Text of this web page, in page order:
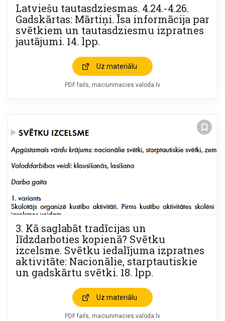
Latviešu tautasdziesmas. 4.24.-4.26.
Gadskārtas: Mārtiņi. Īsa informācija par
svētkiem un tautasdziesmu izpratnes
jautājumi. 14. lpp.
Uz materiālu
PDF fails maciunmacies.valoda.lv
3. Kā saglabāt tradīcijas un
līdzdarboties kopienā? Svētku
izcelsme. Svētku iedalījuma izpratnes
aktivitāte: Nacionālie, starptautiskie
un gadskārtu svētki. 18. lpp.
Uz materiālu
PDF fails maciunmacies.valoda.lv